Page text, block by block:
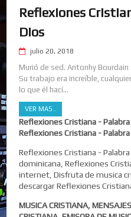
Reflexiones
Dios
julio 20, 2018
Murió de sed. Antonhy
Su trabajo era increíble,
lo que él hací...
VER MAS..
Reflexiones Cristiana -
Reflexiones Cristiana - Palabra
Reflexiones Cristiana -
dominicana, Reflexiones
internet, Disfruta de musica
descargar Reflexiones
MUSICA CRISTIANA,